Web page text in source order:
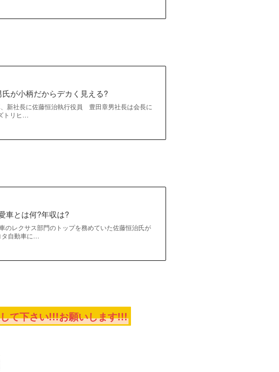
が小柄だからデカく見える?
新社長に佐藤恒治執行役員 豊田章男社長は会長に
トリヒ…
車とは何?年収は?
のレクサス部門のトップを務めていた佐藤恒治氏が
タ自動車に…
て下さい!!!お願いします!!!